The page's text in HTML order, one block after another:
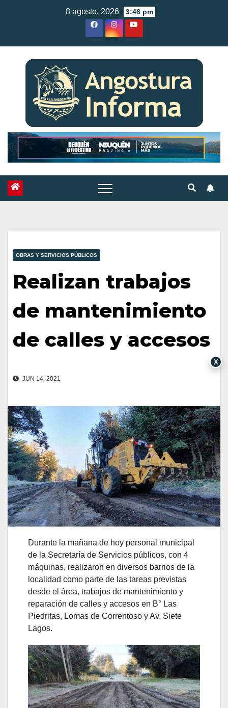
8 agosto, 2026 3:46 pm
OBRAS Y SERVICIOS PÚBLICOS
Realizan trabajos
de mantenimiento
de calles y accesos
JUN 14, 2021
Durante la mañana de hoy personal municipal
de la Secretaría de Servicios públicos, con 4
máquinas, realizaron en diversos barrios de la
localidad como parte de las tareas previstas
desde el área, trabajos de mantenimiento y
reparación de calles y accesos en B° Las
Piedritas, Lomas de Correntoso y Av. Siete
Lagos.
X